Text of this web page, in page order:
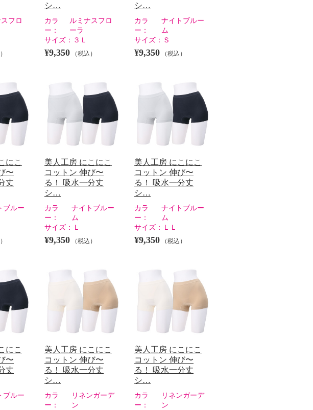
フロ
シ…
カラ
ー：
ルミナスフロ
ーラ
サイズ： ３Ｌ
¥9,350 （税込）
シ…
カラ
ー：
ナイトブルー
ム
サイズ： Ｓ
¥9,350 （税込）
にこ
〜
丈
ブルー
美人工房 にこにこ
コットン 伸び〜
る！ 吸水一分丈
シ…
カラ
ー：
ナイトブルー
ム
サイズ：
Ｌ
¥9,350 （税込）
美人工房 にこにこ
コットン 伸び〜
る！ 吸水一分丈
シ…
カラ
ー：
ナイトブルー
ム
サイズ：
ＬＬ
¥9,350 （税込）
にこ
〜
丈
ブルー
美人工房 にこにこ
コットン 伸び〜
る！ 吸水一分丈
シ…
カラ
ー：
リネンガーデ
ン
美人工房 にこにこ
コットン 伸び〜
る！ 吸水一分丈
シ…
カラ
ー：
リネンガーデ
ン